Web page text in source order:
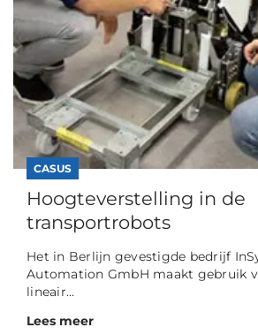
CASUS
Hoogteverstelling in de
transportrobots
Het in Berlijn gevestigde bedrijf
Automation GmbH maakt gebruik
lineair...
Lees meer